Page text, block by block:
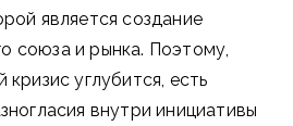
является создание
союза и рынка. Поэтому,
кризис углубится, есть
внутри инициативы